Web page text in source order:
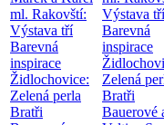
ml. Rakovští:
Výstava tří
Barevná
inspirace
Židlochovice:
Zelená perla
Bratři
Výstava tří
Barevná
inspirace
Zelená
Bratři
Bauerové